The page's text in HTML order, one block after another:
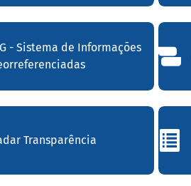
- Sistema de Informações
Transparência